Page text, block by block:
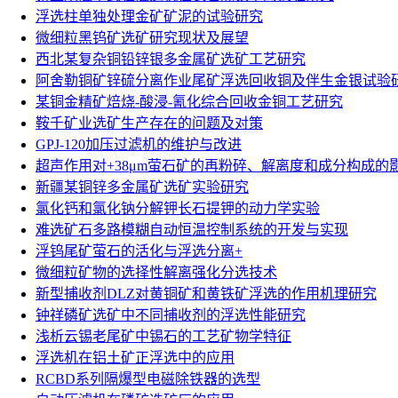
浮选柱单独处理金矿矿泥的试验研究
微细粒黑钨矿选矿研究现状及展望
西北某复杂铜铅锌银多金属矿选矿工艺研究
阿舍勒铜矿锌硫分离作业尾矿浮选回收铜及伴生金银试验
某铜金精矿焙烧-酸浸-氰化综合回收金铜工艺研究
鞍千矿业选矿生产存在的问题及对策
GPJ-120加压过滤机的维护与改进
超声作用对+38μm萤石矿的再粉碎、解离度和成分构成的
新疆某铜锌多金属矿选矿实验研究
氯化钙和氯化钠分解钾长石提钾的动力学实验
难选矿石多路模糊自动恒温控制系统的开发与实现
浮钨尾矿萤石的活化与浮选分离+
微细粒矿物的选择性解离强化分选技术
新型捕收剂DLZ对黄铜矿和黄铁矿浮选的作用机理研究
钟祥磷矿选矿中不同捕收剂的浮选性能研究
浅析云锡老尾矿中锡石的工艺矿物学特征
浮选机在铝土矿正浮选中的应用
RCBD系列隔爆型电磁除铁器的选型